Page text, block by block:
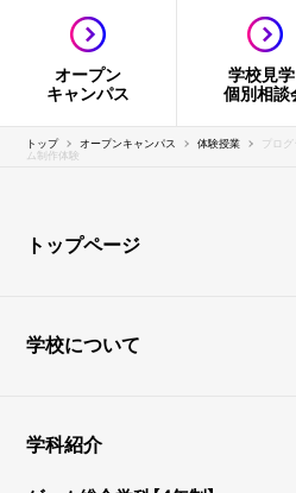
オープン
キャンパス
学校見学
個別相談
トップ オープンキャンパス 体験授業 プロ
ム制作体験
トップページ
学校について
学科紹介